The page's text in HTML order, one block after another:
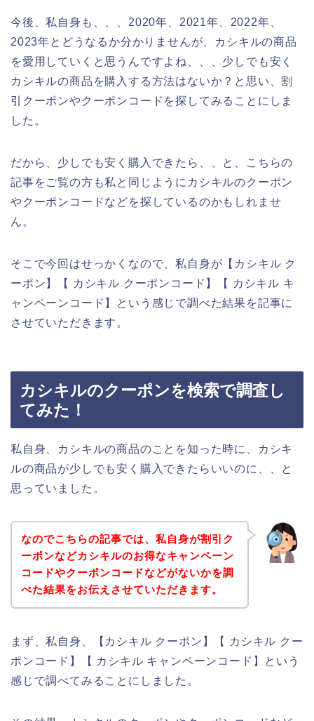
今後、私自身も、、、2020年、2021年、2022年、
2023年とどうなるか分かりませんが、カシキルの商品
を愛用していくと思うんですよね、、、少しでも安く
カシキルの商品を購入する方法はないか？と思い、割
引クーポンやクーポンコードを探してみることにしま
した。
だから、少しでも安く購入できたら、、と、こちらの
記事をご覧の方も私と同じようにカシキルのクーポン
やクーポンコードなどを探しているのかもしれませ
ん。
そこで今回はせっかくなので、私自身が【カシキル ク
ーポン】【 カシキル クーポンコード】【 カシキル キ
ャンペーンコード】という感じで調べた結果を記事に
させていただきます。
カシキルのクーポンを検索で調査し
てみた！
私自身、カシキルの商品のことを知った時に、カシキ
ルの商品が少しでも安く購入できたらいいのに、、と
思っていました。
なのでこちらの記事では、私自身が割引ク
ーポンなどカシキルのお得なキャンペーン
コードやクーポンコードなどがないかを調
べた結果をお伝えさせていただきます。
まず、私自身、【カシキル クーポン】【 カシキル クー
ポンコード】【 カシキル キャンペーンコード】という
感じで調べてみることにしました。